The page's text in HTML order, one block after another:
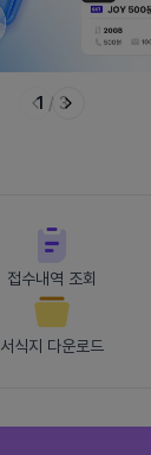
1 / 3
접수내역 조회
서식지 다운로드